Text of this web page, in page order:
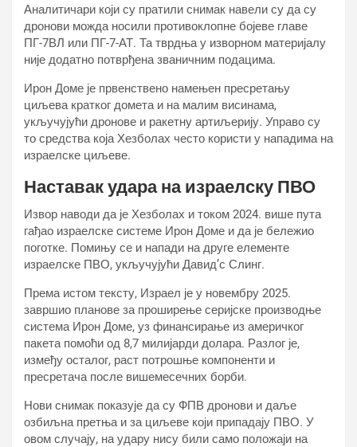
Аналитичари који су пратили снимак навели су да су
дронови можда носили противоклопне бојеве главе
ПГ-7ВЛ или ПГ-7-АТ. Та тврдња у изворном материјалу
није додатно потврђена званичним подацима.
Ирон Доме је првенствено намењен пресретању
циљева кратког домета и на малим висинама,
укључујући дронове и ракетну артиљерију. Управо су
то средства која Хезболах често користи у нападима на
израелске циљеве.
Наставак удара на израелску ПВО
Извор наводи да је Хезболах и током 2024. више пута
гађао израелске системе Ирон Доме и да је бележио
поготке. Помињу се и напади на друге елементе
израелске ПВО, укључујући Давид’с Слинг.
Према истом тексту, Израел је у новембру 2025.
завршио планове за проширење серијске производње
система Ирон Доме, уз финансирање из америчког
пакета помоћи од 8,7 милијарди долара. Разлог је,
између осталог, раст потрошње компоненти и
пресретача после вишемесечних борби.
Нови снимак показује да су ФПВ дронови и даље
озбиљна претња и за циљеве који припадају ПВО. У
овом случају, на удару нису били само положаји на